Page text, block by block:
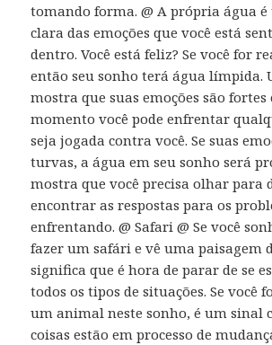
tomando forma. @ A própria água
clara das emoções que você está
dentro. Você está feliz? Se você for
então seu sonho terá água límpida.
mostra que suas emoções são fortes
momento você pode enfrentar
seja jogada contra você. Se suas
turvas, a água em seu sonho será
mostra que você precisa olhar para
encontrar as respostas para os
enfrentando. @ Safari @ Se você
fazer um safári e vê uma paisagem
significa que é hora de parar de se
todos os tipos de situações. Se você
um animal neste sonho, é um sinal
coisas estão em processo de